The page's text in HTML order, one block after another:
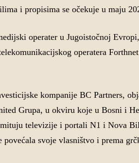
i propisima se očekuje u maju
operater u Jugoistočnoj
operatera
kompanije BC Partners,
Grupa, u okviru koje u Bosni i
televizije i portali N1 i Nova
svoje vlasništvo i prema